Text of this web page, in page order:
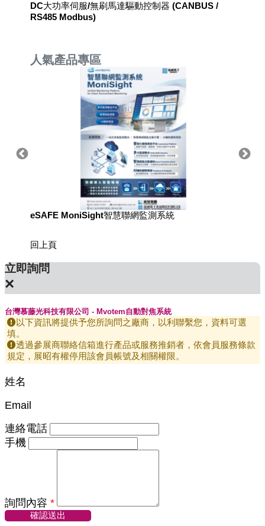
DC大功率伺服/無刷馬達驅動控制器 (CANBUS /
RS485 Modbus)
人氣產品專區
eSAFE MoniSight智慧聯網監測系統
回上頁
立即詢問
×
台灣慕藤光科技有限公司 - Mvotem自動對焦系統
以下資訊將提供予您所詢問之廠商，以利聯繫您，資料可選
填。
透過參展商聯絡信箱進行產品或服務推銷者，依會員服務條款
規定，展昭有權停用該會員帳號及相關權限。
姓名
Email
連絡電話
手機
詢問內容 *
確認送出